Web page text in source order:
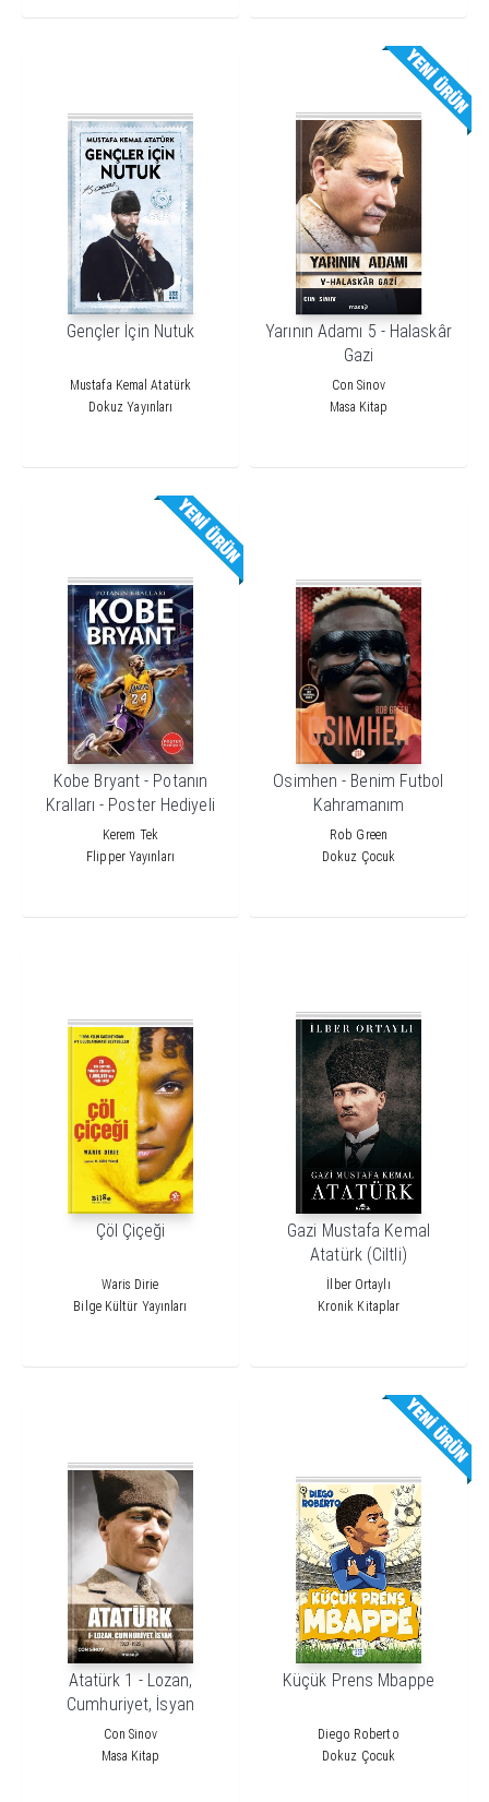
Gençler İçin Nutuk
Mustafa Kemal Atatürk
Dokuz Yayınları
Yarının Adamı 5 - Halaskâr
Gazi
Con Sinov
Masa Kitap
Kobe Bryant - Potanın
Kralları - Poster Hediyeli
Kerem Tek
Flipper Yayınları
Osimhen - Benim Futbol
Kahramanım
Rob Green
Dokuz Çocuk
Çöl Çiçeği
Waris Dirie
Bilge Kültür Yayınları
Gazi Mustafa Kemal
Atatürk (Ciltli)
İlber Ortaylı
Kronik Kitaplar
Atatürk 1 - Lozan,
Cumhuriyet, İsyan
Con Sinov
Masa Kitap
Küçük Prens Mbappe
Diego Roberto
Dokuz Çocuk